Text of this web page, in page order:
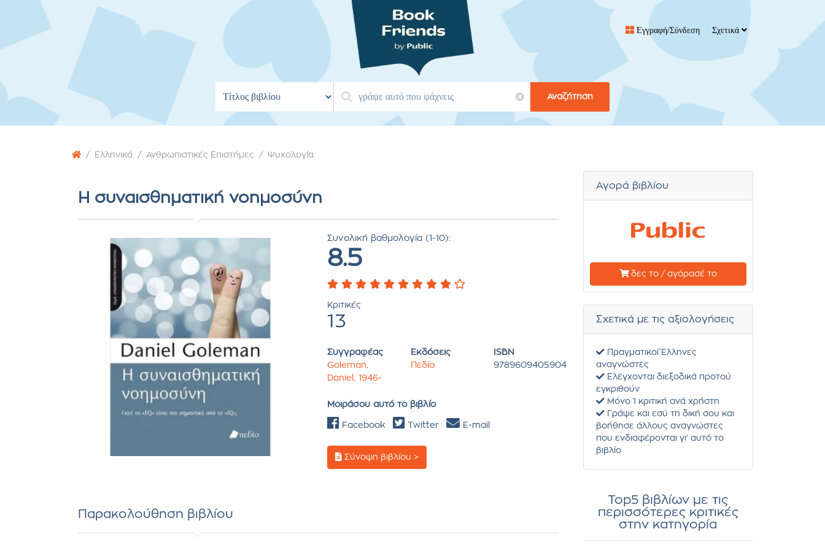
Εγγραφή/Σύνδεση Σχετικά
Αναζήτηση
Ελληνικά Ανθρωπιστικές Επιστήμες Ψυχολογία
Η συναισθηματική νοημοσύνη
Συνολική βαθμολογία (1-10):
8.5
Κριτικές
13
Συγγραφέας
Goleman,
Daniel, 1946-
Εκδόσεις
Πεδίο
ISBN
9789609405904
Μοιράσου αυτό το βιβλίο
Facebook Twitter E-mail
Σύνοψη βιβλίου >
Παρακολούθηση βιβλίου
Αγορά βιβλίου
δες το / αγόρασέ το
Σχετικά με τις αξιολογήσεις
Πραγματικοί Έλληνες
αναγνώστες
Ελέγχονται διεξοδικά προτού
εγκριθούν
Μόνο 1 κριτική ανά χρήστη
Γράψε και εσύ τη δική σου και
βοήθησε άλλους αναγνώστες
που ενδιαφέρονται γι' αυτό το
βιβλίο
Top5 βιβλίων με τις
περισσότερες κριτικές
στην κατηγορία